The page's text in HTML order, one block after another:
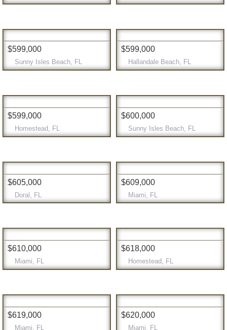
$599,000
Sunny Isles Beach, FL
$599,000
Hallandale Beach, FL
$599,000
Homestead, FL
$600,000
Sunny Isles Beach, FL
$605,000
Doral, FL
$609,000
Miami, FL
$610,000
Miami, FL
$618,000
Homestead, FL
$619,000
Miami, FL
$620,000
Miami, FL